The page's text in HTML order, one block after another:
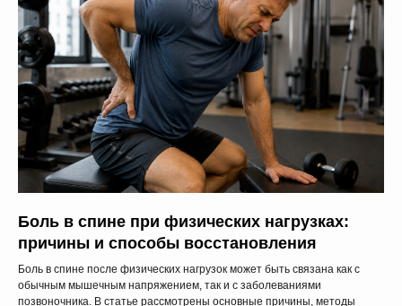
Боль в спине при физических нагрузках:
причины и способы восстановления
Боль в спине после физических нагрузок может быть связана как с
обычным мышечным напряжением, так и с заболеваниями
позвоночника. В статье рассмотрены основные причины, методы